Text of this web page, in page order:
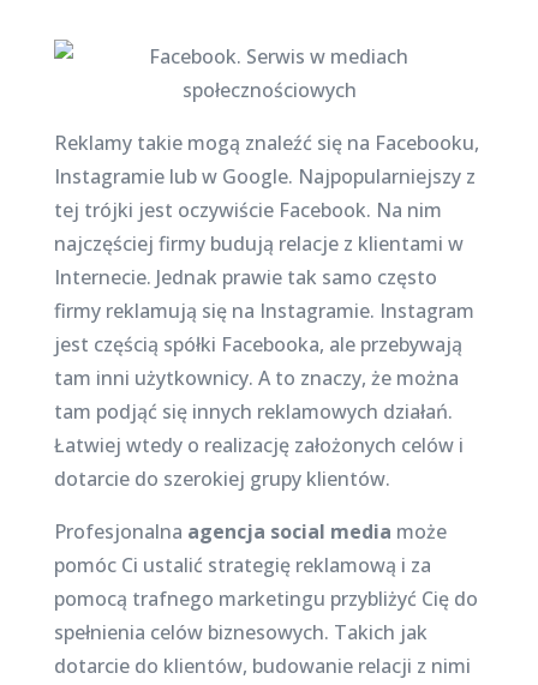
Reklamy takie mogą znaleźć się na Facebooku,
Instagramie lub w Google. Najpopularniejszy z
tej trójki jest oczywiście Facebook. Na nim
najczęściej firmy budują relacje z klientami w
Internecie. Jednak prawie tak samo często
firmy reklamują się na Instagramie. Instagram
jest częścią spółki Facebooka, ale przebywają
tam inni użytkownicy. A to znaczy, że można
tam podjąć się innych reklamowych działań.
Łatwiej wtedy o realizację założonych celów i
dotarcie do szerokiej grupy klientów.
Profesjonalna agencja social media może
pomóc Ci ustalić strategię reklamową i za
pomocą trafnego marketingu przybliżyć Cię do
spełnienia celów biznesowych. Takich jak
dotarcie do klientów, budowanie relacji z nimi